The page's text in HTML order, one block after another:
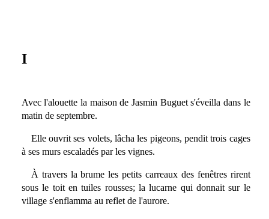
I
Avec l'alouette la maison de Jasmin Buguet s'éveilla dans le
matin de septembre.
Elle ouvrit ses volets, lâcha les pigeons, pendit trois cages
à ses murs escaladés par les vignes.
À travers la brume les petits carreaux des fenêtres rirent
sous le toit en tuiles rousses; la lucarne qui donnait sur le
village s'enflamma au reflet de l'aurore.